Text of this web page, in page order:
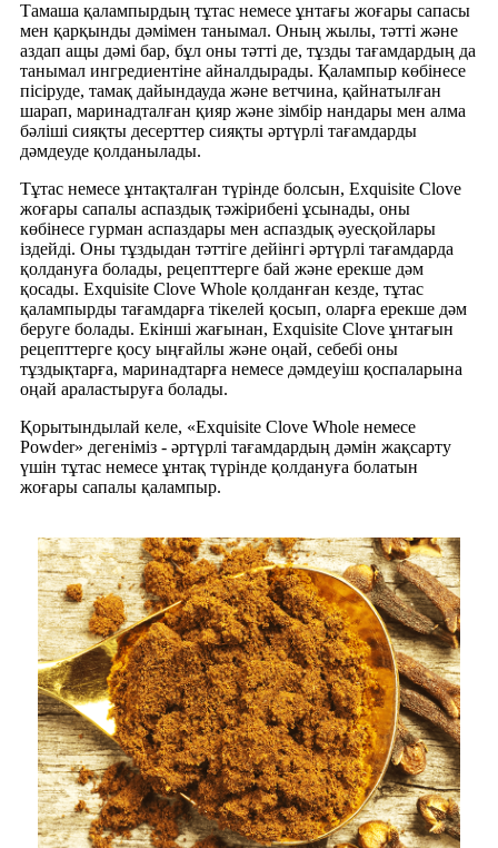
Тамаша қалампырдың тұтас немесе ұнтағы жоғары сапасы
мен қарқынды дәмімен танымал. Оның жылы, тәтті және
аздап ащы дәмі бар, бұл оны тәтті де, тұзды тағамдардың да
танымал ингредиентіне айналдырады. Қалампыр көбінесе
пісіруде, тамақ дайындауда және ветчина, қайнатылған
шарап, маринадталған қияр және зімбір нандары мен алма
бәліші сияқты десерттер сияқты әртүрлі тағамдарды
дәмдеуде қолданылады.
Тұтас немесе ұнтақталған түрінде болсын, Exquisite Clove
жоғары сапалы аспаздық тәжірибені ұсынады, оны
көбінесе гурман аспаздары мен аспаздық әуесқойлары
іздейді. Оны тұздыдан тәттіге дейінгі әртүрлі тағамдарда
қолдануға болады, рецепттерге бай және ерекше дәм
қосады. Exquisite Clove Whole қолданған кезде, тұтас
қалампырды тағамдарға тікелей қосып, оларға ерекше дәм
беруге болады. Екінші жағынан, Exquisite Clove ұнтағын
рецепттерге қосу ыңғайлы және оңай, себебі оны
тұздықтарға, маринадтарға немесе дәмдеуіш қоспаларына
оңай араластыруға болады.
Қорытындылай келе, «Exquisite Clove Whole немесе
Powder» дегеніміз - әртүрлі тағамдардың дәмін жақсарту
үшін тұтас немесе ұнтақ түрінде қолдануға болатын
жоғары сапалы қалампыр.